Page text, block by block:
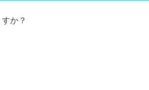
か？